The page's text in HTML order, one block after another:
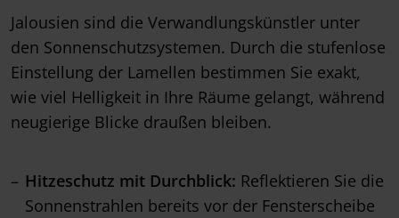
Jalousien sind die Verwandlungskünstler unter
den Sonnenschutzsystemen. Durch die stufenlose
Einstellung der Lamellen bestimmen Sie exakt,
wie viel Helligkeit in Ihre Räume gelangt, während
neugierige Blicke draußen bleiben.
Hitzeschutz mit Durchblick: Reflektieren Sie die
Sonnenstrahlen bereits vor der Fensterscheibe